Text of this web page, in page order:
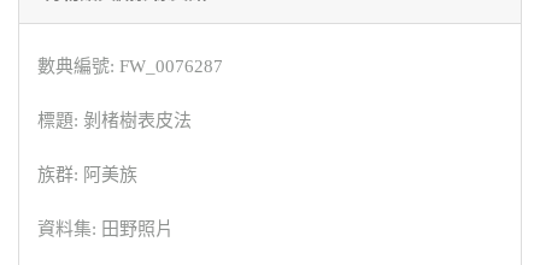
數典編號: FW_0076287
標題: 剝楮樹表皮法
族群: 阿美族
資料集: 田野照片